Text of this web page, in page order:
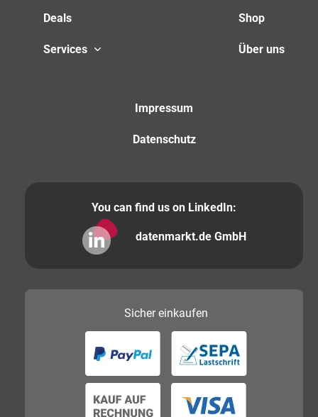
Deals
Services
Shop
Über uns
Impressum
Datenschutz
You can find us on LinkedIn:
datenmarkt.de GmbH
Sichereinkaufen